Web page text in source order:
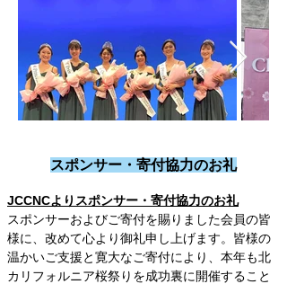
スポンサー・寄付協力のお礼
JCCNCよりスポンサー・寄付協力のお礼
スポンサーおよびご寄付を賜りました会員の皆
様に、改めて心より御礼申し上げます。皆様の
温かいご支援と寛大なご寄付により、本年も北
カリフォルニア桜祭りを成功裏に開催すること